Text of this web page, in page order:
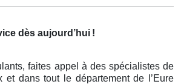
dès aujourd’hui !
faites appel à des spécialistes de
et dans tout le département de l’Eure